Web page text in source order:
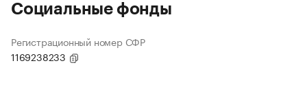
Социальные фонды
Регистрационный номер СФР
1169238233